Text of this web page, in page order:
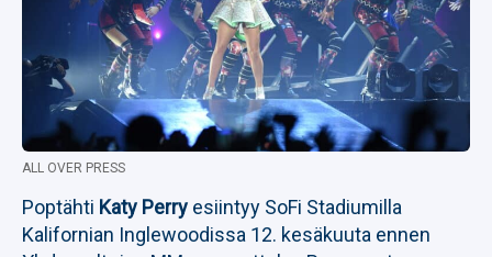
ALL OVER PRESS
Poptähti Katy Perry esiintyy SoFi Stadiumilla
Kalifornian Inglewoodissa 12. kesäkuuta ennen